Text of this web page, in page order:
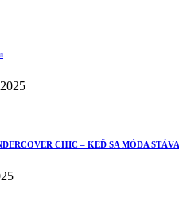
CHIC – KEĎ SA MÓDA